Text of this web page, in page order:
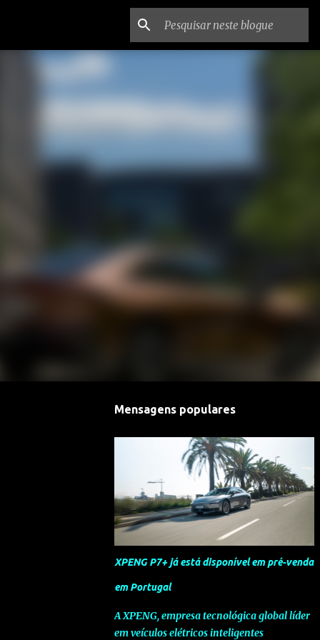
Mensagens populares
XPENG P7+ já está disponível em pré-venda
em Portugal
A XPENG, empresa tecnológica global líder
em veículos elétricos inteligentes